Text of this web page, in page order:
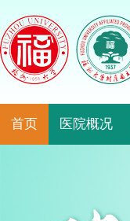
首页 医院概况